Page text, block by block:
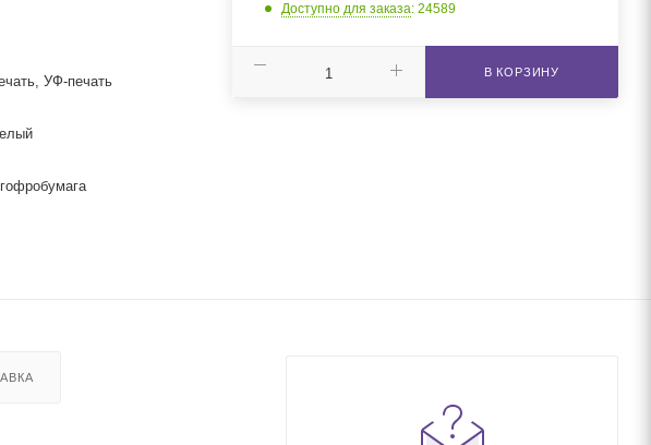
УФ-печать
гофробумага
Доступно для заказа: 24589
В КОРЗИНУ